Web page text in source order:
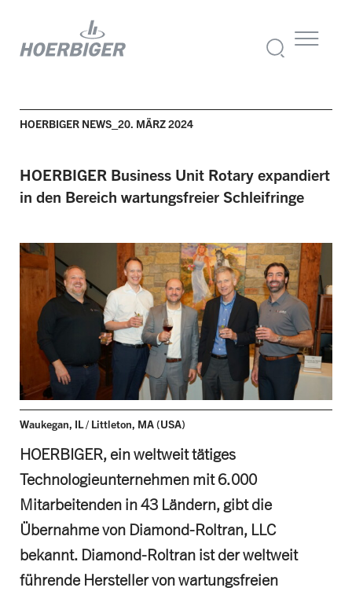
HOERBIGER NEWS_20. MÄRZ 2024
HOERBIGER Business Unit Rotary expandiert
in den Bereich wartungsfreier Schleifringe
Waukegan, IL / Littleton, MA (USA)
HOERBIGER, ein weltweit tätiges
Technologieunternehmen mit 6.000
Mitarbeitenden in 43 Ländern, gibt die
Übernahme von Diamond-Roltran, LLC
bekannt. Diamond-Roltran ist der weltweit
führende Hersteller von wartungsfreien